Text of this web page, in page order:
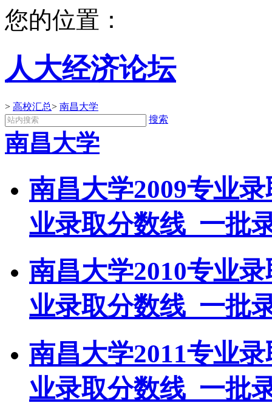
您的位置：
人大经济论坛
> 高校汇总> 南昌大学
搜索
南昌大学
南昌大学2009专业
业录取分数线_一批
南昌大学2010专业
业录取分数线_一批
南昌大学2011专业
业录取分数线_一批